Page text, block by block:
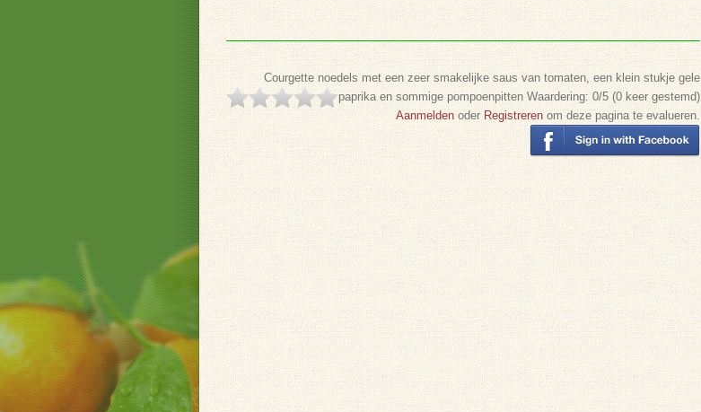
Courgette noedels met een zeer smakelijke saus van tomaten, een klein stukje gele
paprika en sommige pompoenpitten Waardering:0/5 (0keer gestemd)
AanmeldenoderRegistrerenom deze pagina te evalueren.